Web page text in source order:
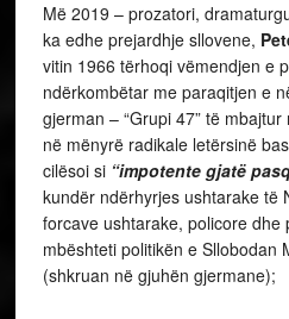
Më 2019 – prozatori,
ka edhe prejardhje sllovene,
vitin 1966 tërhoqi vëmendjen e
ndërkombëtar me paraqitjen e
gjerman – “Grupi 47” të
në mënyrë radikale letërsinë
cilësoi si “impotente gjatë
kundër ndërhyrjes ushtarake të
forcave ushtarake, policore dhe
mbështeti politikën e Sllobodan
(shkruan në gjuhën gjermane);